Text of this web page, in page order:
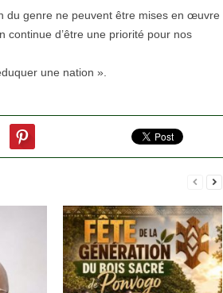
du genre ne peuvent être mises en œuvre
continue d’être une priorité pour nos
une nation ».